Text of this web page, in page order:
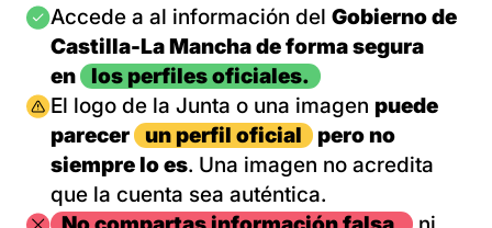
Imagen
Accede a al información del Gobierno de
Castilla-La Mancha de forma segura
en
los perfiles oficiales.
Imagen
El logo de la Junta o una imagen puede
parecer
un perfil oficial
pero no
siempre lo es. Una imagen no acredita
que la cuenta sea auténtica.
Imagen